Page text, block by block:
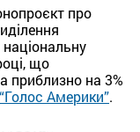
про
що
приблизно на 3%
“Голос Америки”.